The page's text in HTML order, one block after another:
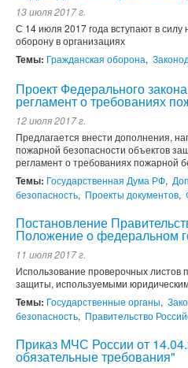
13 июля 2017 г.
С 14 июля 2017 года вступают в силу
оборону в организациях
Темы: Гражданская оборона,
Проект Федерального
регламент о требованиях
12 июля 2017 г.
Предлагается внести дополнения,
пожарной безопасности объектов
регламент о требованиях пожарной
Темы: Государственная Дума РФ,
безопасность, Проекты документов,
Постановление
Положение о федеральном
11 июля 2017 г.
Использование проверочных
защиты, используемыми
Темы: Государственные органы,
безопасность, Правительство
Приказ МЧС России от
обязательные требования"